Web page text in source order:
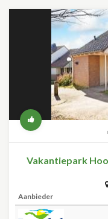
Vakantiepark
Aanbieder